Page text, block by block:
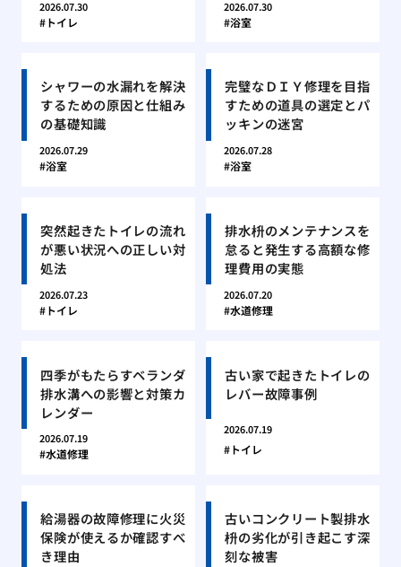
2026.07.30
トイレ
2026.07.30
浴室
シャワーの水漏れを解決
するための原因と仕組み
の基礎知識
2026.07.29
浴室
完璧なＤＩＹ修理を目指
すための道具の選定とパ
ッキンの迷宮
2026.07.28
浴室
突然起きたトイレの流れ
が悪い状況への正しい対
処法
2026.07.23
トイレ
排水枡のメンテナンスを
怠ると発生する高額な修
理費用の実態
2026.07.20
水道修理
四季がもたらすベランダ
排水溝への影響と対策カ
レンダー
2026.07.19
水道修理
古い家で起きたトイレの
レバー故障事例
2026.07.19
トイレ
給湯器の故障修理に火災
保険が使えるか確認すべ
き理由
古いコンクリート製排水
枡の劣化が引き起こす深
刻な被害